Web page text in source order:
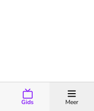
Gids Meer